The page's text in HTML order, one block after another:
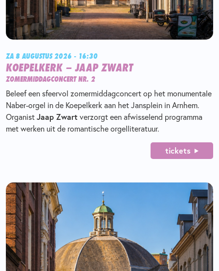
ZA 8 AUGUSTUS 2026 - 16:30
KOEPELKERK – JAAP ZWART
ZOMERMIDDAGCONCERT NR. 2
Beleef een sfeervol zomermiddagconcert op het monumentale
Naber-orgel in de Koepelkerk aan het Jansplein in Arnhem.
OrganistJaap Zwart verzorgt een afwisselend programma
met werken uit de romantische orgelliteratuur.
tickets